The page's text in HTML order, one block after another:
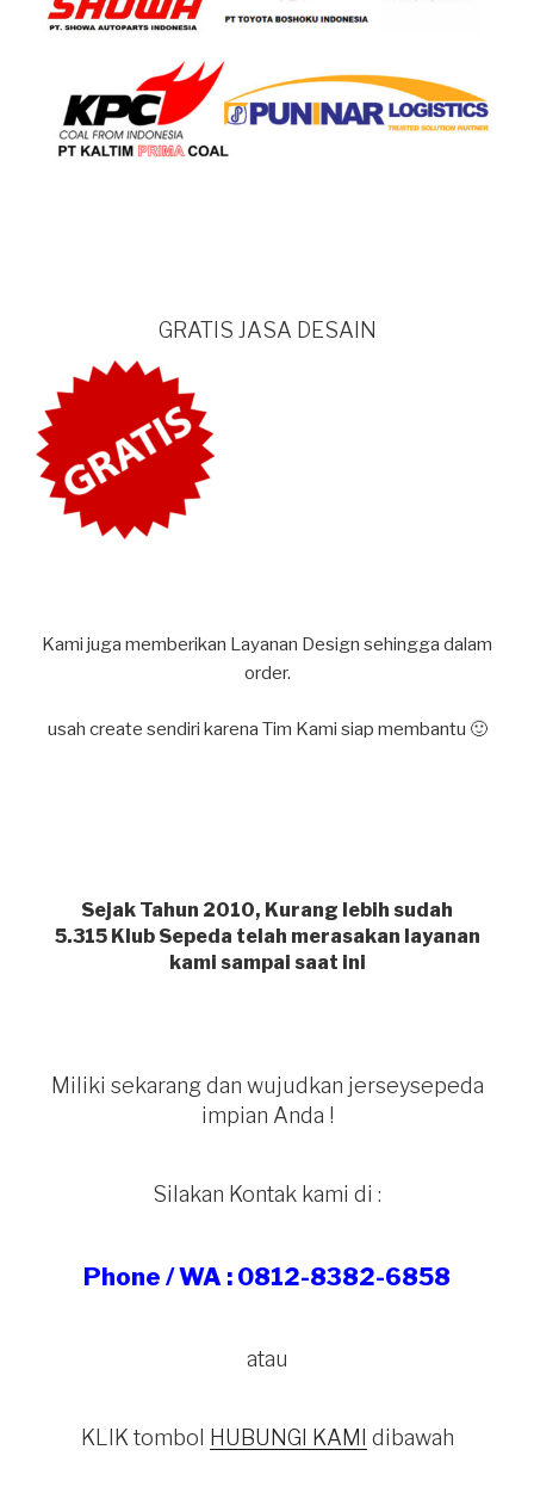
GRATIS JASA DESAIN
Kami juga memberikan Layanan Design sehingga dalam
order.
usah create sendiri karena Tim Kami siap membantu 🙂
Sejak Tahun 2010, Kurang lebih sudah
5.315Klub Sepeda telah merasakan layanan
kami sampai saat ini
Miliki sekarang dan wujudkan jerseysepeda
impian Anda !
Silakan Kontak kami di :
Phone / WA : 0812-8382-6858
atau
KLIK tombol HUBUNGI KAMI dibawah